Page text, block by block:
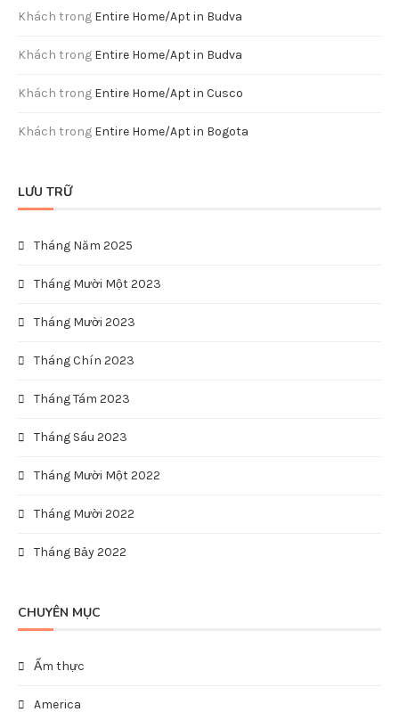
Khách trong Entire Home/Apt in Budva
Khách trong Entire Home/Apt in Budva
Khách trong Entire Home/Apt in Cusco
Khách trong Entire Home/Apt in Bogota
LƯU TRỮ
Tháng Năm 2025
Tháng Mười Một 2023
Tháng Mười 2023
Tháng Chín 2023
Tháng Tám 2023
Tháng Sáu 2023
Tháng Mười Một 2022
Tháng Mười 2022
Tháng Bảy 2022
CHUYÊN MỤC
Ẩm thực
America